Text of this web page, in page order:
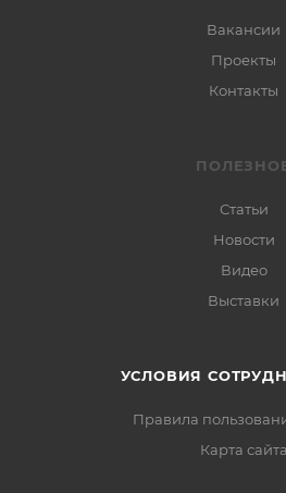
Вакансии
Проекты
Контакты
Статьи
Новости
Видео
Выставки
УСЛОВИЯ
Правила
Карта сайта